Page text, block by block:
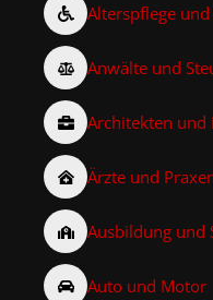
Alterspflege
Anwälte und
Architekten und
Ärzte und
Ausbildung und
Auto und Motor